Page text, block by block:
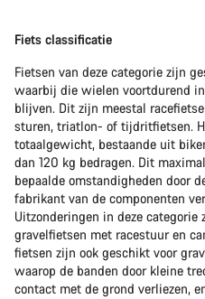
Fiets classificatie
Fietsen van deze categorie zijn
waarbij die wielen voortdurend
blijven. Dit zijn meestal
sturen, triatlon- of tijdritfietsen.
totaalgewicht, bestaande uit
dan 120 kg bedragen. Dit
bepaalde omstandigheden door
fabrikant van de componenten
Uitzonderingen in deze
gravelfietsen met racestuur en
fietsen zijn ook geschikt voor
waarop de banden door kleine
contact met de grond verliezen,